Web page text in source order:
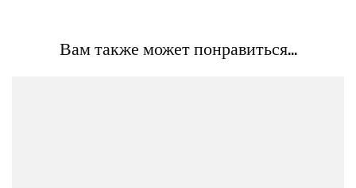
Вам также может понравиться...